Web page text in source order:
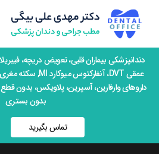
داروهای وارفارین، آسپرین، پلاویکس، بدون قطع
بدون بستری
تماس بگیرید